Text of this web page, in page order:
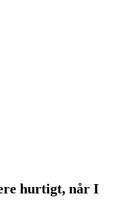
hurtigt, når I